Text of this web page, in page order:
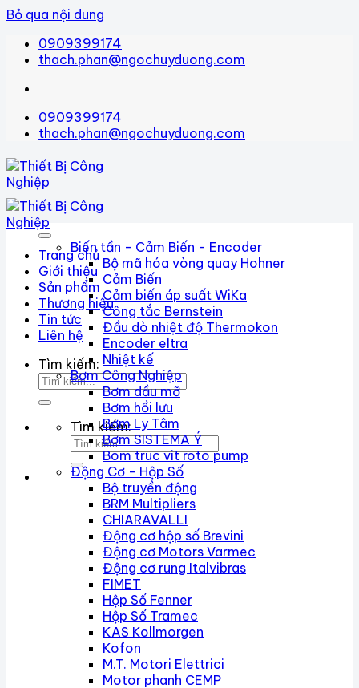
Bỏ qua nội dung
0909399174
thach.phan@ngochuyduong.com
0909399174
thach.phan@ngochuyduong.com
Trang chủ
Giới thiệu
Sản phẩm
Thương hiệu
Tin tức
Liên hệ
Tìm kiếm:
Tìm kiếm:
Biến tần - Cảm Biến - Encoder
Bộ mã hóa vòng quay Hohner
Cảm Biến
Cảm biến áp suất WiKa
Công tắc Bernstein
Đầu dò nhiệt độ Thermokon
Encoder eltra
Nhiệt kế
Bơm Công Nghiệp
Bơm dầu mỡ
Bơm hồi lưu
Bơm Ly Tâm
Bơm SISTEMA Ý
Bom truc vit roto pump
Động Cơ - Hộp Số
Bộ truyền động
BRM Multipliers
CHIARAVALLI
Động cơ hộp số Brevini
Động cơ Motors Varmec
Động cơ rung Italvibras
FIMET
Hộp Số Fenner
Hộp Số Tramec
KAS Kollmorgen
Kofon
M.T. Motori Elettrici
Motor phanh CEMP